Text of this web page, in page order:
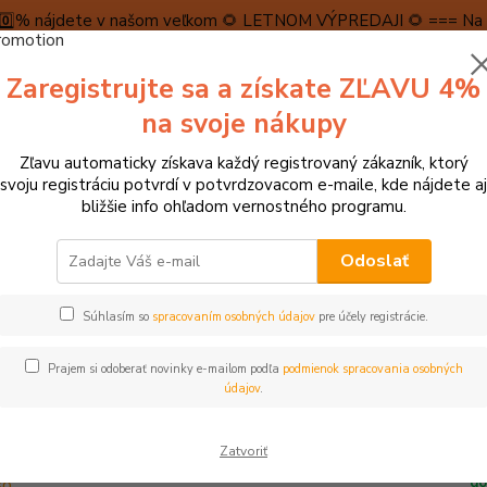
nájdete v našom veľkom 🌻 LETNOM VÝPREDAJI 🌻 ===
máme teraz pripravené špeciálne zľavy až do výšky 1️⃣5️⃣%
A PLATBA RECENZIE 👉VRÁTENIE TOVARU👈
Hľadať
(Po-
Pohyblivé hračky Ťahacie hračky, strkadlá
hračky, strkadlá
Viga Drevený vláčik so zvieratkami
Zaregistrujte sa a získate ZĽAVU 4%
na svoje nákupy
Zľavu automaticky získava každý registrovaný zákazník, ktorý
svoju registráciu potvrdí v potvrdzovacom e-maile, kde nájdete aj
bližšie info ohľadom vernostného programu.
Odoslať
Súhlasím so spracovaním osobných údajovpre účely registrácie.
Prajem si odoberať novinky e-mailom podľa podmienok spracovania osobných
údajov.
Zatvoriť